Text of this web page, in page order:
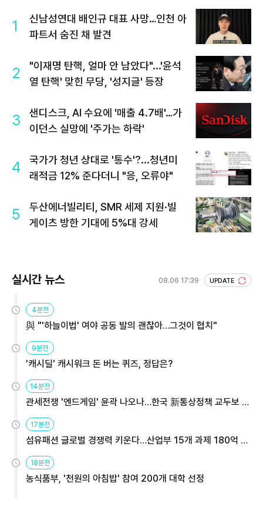
1
신남성연대 배인규 대표 사망…인천 아
파트서 숨진 채 발견
2
"이재명 탄핵, 얼마 안 남았다"...'윤석
열 탄핵' 맞힌 무당, '성지글' 등장
3
샌디스크, AI 수요에 '매출 4.7배'…가
이던스 실망에 '주가는 하락'
4
국가가 청년 상대로 '통수'?...청년미
래적금 12% 준다더니 "응, 오류야"
5
두산에너빌리티, SMR 세제 지원·빌
게이츠 방한 기대에 5%대 강세
실시간 뉴스 08.06 17:39 UPDATE
4분전
與 "'하늘이법' 여야 공동 발의 괜찮아…그것이 협치"
9분전
'캐시딜' 캐시워크 돈 버는 퀴즈, 정답은?
14분전
관세전쟁 '엔드게임' 윤곽 나오나…한국 新통상정책 교두보 활
용해야
17분전
섬유패션 글로벌 경쟁력 키운다…산업부 15개 과제 180억 지
원
18분전
농식품부, '천원의 아침밥' 참여 200개 대학 선정